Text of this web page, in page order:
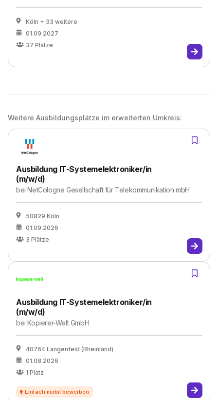
Köln + 33 weitere
01.09.2027
37 Plätze
Weitere Ausbildungsplätze im erweiterten Umkreis:
Ausbildung IT-Systemelektroniker/in
(m/w/d)
beiNetCologne Gesellschaft für Telekommunikation mbH
50829 Köln
01.09.2026
3 Plätze
Ausbildung IT-Systemelektroniker/in
(m/w/d)
beiKopierer-Welt GmbH
40764 Langenfeld (Rheinland)
01.08.2026
1 Platz